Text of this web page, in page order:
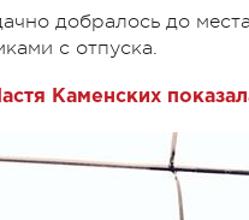
добралось до
с отпуска.
Каменских